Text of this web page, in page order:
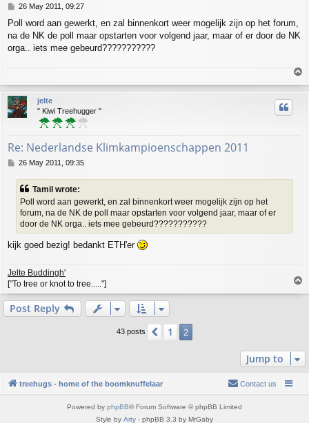
P
s
t
26 May 2011, 09:27
Poll word aan gewerkt, en zal binnenkort weer mogelijk zijn op het forum,
na de NK de poll maar opstarten voor volgend jaar, maar of er door de NK
orga.. iets mee gebeurd???????????
o
p
jelte
" Kiwi Treehugger "
Re: Nederlandse Klimkampioenschappen 2011
P
s
26 May 2011, 09:35
Tamil wrote:
Poll word aan gewerkt, en zal binnenkort weer mogelijk zijn op het
forum, na de NK de poll maar opstarten voor volgend jaar, maar of er
door de NK orga.. iets mee gebeurd???????????
kijk goed bezig! bedankt ETH'er
Jelte Buddingh'
["To tree or knot to tree....."]
Post Reply
43 posts Previous
1 2
Jump to
treehugs - home of the boomknuffelaar Contact us
Powered by phpBB® Forum Software © phpBB Limited
Style by Arty - phpBB 3.3 by MrGaby